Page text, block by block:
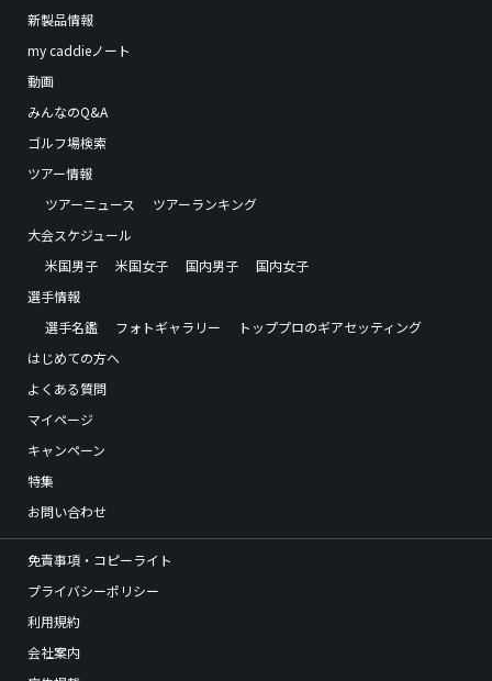
新製品情報
my caddieノート
動画
みんなのQ&A
ゴルフ場検索
ツアー情報
ツアーニュース
ツアーランキング
大会スケジュール
米国男子
米国女子 国内男子
国内女子
選手情報
選手名鑑
フォトギャラリー
トッププロのギアセッティング
はじめての方へ
よくある質問
マイページ
キャンペーン
特集
お問い合わせ
免責事項・コピーライト
プライバシーポリシー
利用規約
会社案内